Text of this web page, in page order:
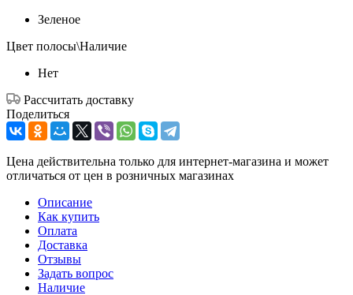
Зеленое
Цвет полосы\Наличие
Нет
Рассчитать доставку
Поделиться
Цена действительна только для интернет-магазина и может
отличаться от цен в розничных магазинах
Описание
Как купить
Оплата
Доставка
Отзывы
Задать вопрос
Наличие